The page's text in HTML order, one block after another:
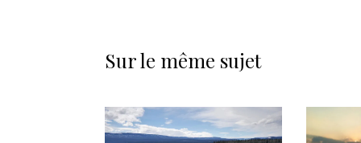
Sur le même sujet